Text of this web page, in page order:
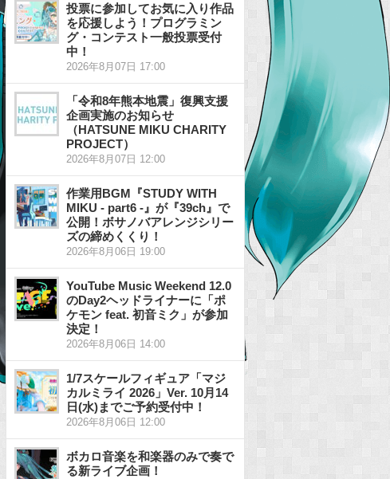
投票に参加してお気に入り作品
を応援しよう！プログラミン
グ・コンテスト一般投票受付
中！
2026年8月07日 17:00
「令和8年熊本地震」復興支援
企画実施のお知らせ
（HATSUNE MIKU CHARITY
PROJECT）
2026年8月07日 12:00
作業用BGM『STUDY WITH
MIKU - part6 -』が『39ch』で
公開！ボサノバアレンジシリー
ズの締めくくり！
2026年8月06日 19:00
YouTube Music Weekend 12.0
のDay2ヘッドライナーに「ポ
ケモン feat. 初音ミク」が参加
決定！
2026年8月06日 14:00
1/7スケールフィギュア「マジ
カルミライ 2026」Ver. 10月14
日(水)までご予約受付中！
2026年8月06日 12:00
ボカロ音楽を和楽器のみで奏で
る新ライブ企画！